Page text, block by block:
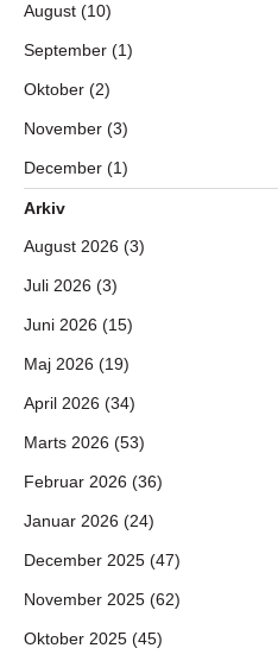
August (10)
September (1)
Oktober (2)
November (3)
December (1)
Arkiv
August 2026 (3)
Juli 2026 (3)
Juni 2026 (15)
Maj 2026 (19)
April 2026 (34)
Marts 2026 (53)
Februar 2026 (36)
Januar 2026 (24)
December 2025 (47)
November 2025 (62)
Oktober 2025 (45)